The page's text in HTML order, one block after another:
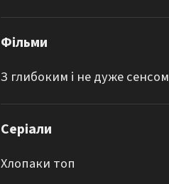
Фільми
З глибоким і не дуже сенсом
Серіали
Хлопаки топ